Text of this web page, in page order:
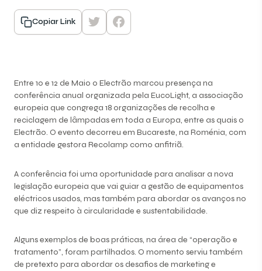
Copiar Link
Entre 10 e 12 de Maio o Electrão marcou presença na
conferência anual organizada pela EucoLight, a associação
europeia que congrega 18 organizações de recolha e
reciclagem de lâmpadas em toda a Europa, entre as quais o
Electrão. O evento decorreu em Bucareste, na Roménia, com
a entidade gestora Recolamp como anfitriã.
A conferência foi uma oportunidade para analisar a nova
legislação europeia que vai guiar a gestão de equipamentos
eléctricos usados, mas também para abordar os avanços no
que diz respeito à circularidade e sustentabilidade.
Alguns exemplos de boas práticas, na área de “operação e
tratamento”, foram partilhados. O momento serviu também
de pretexto para abordar os desafios de marketing e